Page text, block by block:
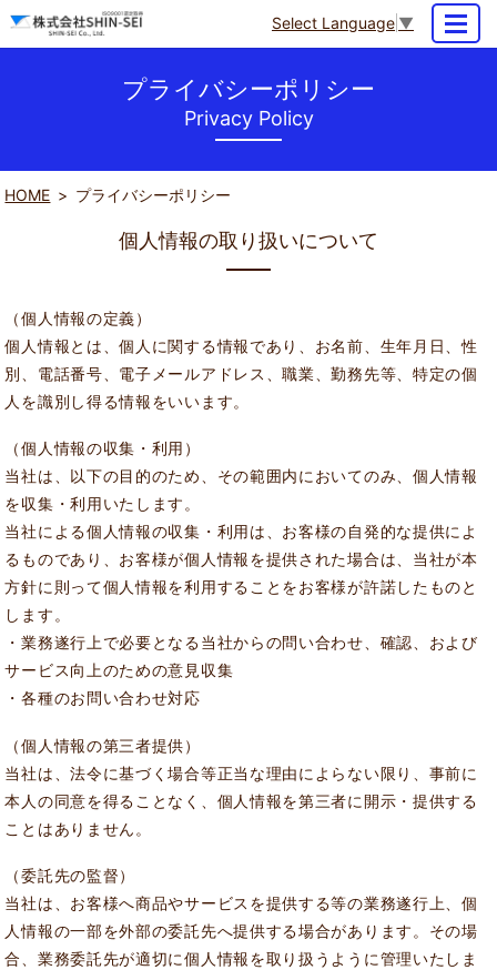
Select Language ▼
プライバシーポリシー
Privacy Policy
HOME プライバシーポリシー
個人情報の取り扱いについて
（個人情報の定義）
個人情報とは、個人に関する情報であり、お名前、生年月日、性
別、電話番号、電子メールアドレス、職業、勤務先等、特定の個
人を識別し得る情報をいいます。
（個人情報の収集・利用）
当社は、以下の目的のため、その範囲内においてのみ、個人情報
を収集・利用いたします。
当社による個人情報の収集・利用は、お客様の自発的な提供によ
るものであり、お客様が個人情報を提供された場合は、当社が本
方針に則って個人情報を利用することをお客様が許諾したものと
します。
・業務遂行上で必要となる当社からの問い合わせ、確認、および
サービス向上のための意見収集
・各種のお問い合わせ対応
（個人情報の第三者提供）
当社は、法令に基づく場合等正当な理由によらない限り、事前に
本人の同意を得ることなく、個人情報を第三者に開示・提供する
ことはありません。
（委託先の監督）
当社は、お客様へ商品やサービスを提供する等の業務遂行上、個
人情報の一部を外部の委託先へ提供する場合があります。その場
合、業務委託先が適切に個人情報を取り扱うように管理いたしま